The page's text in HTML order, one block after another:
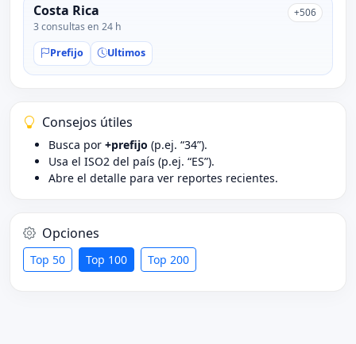
Costa Rica
3 consultas en 24 h
+506
Prefijo Ultimos
Consejos útiles
Busca por +prefijo (p.ej. “34”).
Usa el ISO2 del país (p.ej. “ES”).
Abre el detalle para ver reportes recientes.
Opciones
Top 50 Top 100 Top 200